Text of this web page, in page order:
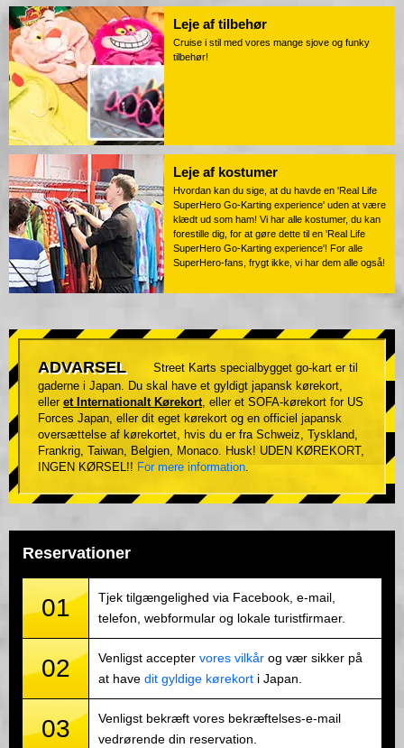
Leje af tilbehør
Cruise i stil med vores mange sjove og funky
tilbehør!
Leje af kostumer
Hvordan kan du sige, at du havde en 'Real Life
SuperHero Go-Karting experience' uden at være
klædt ud som ham! Vi har alle kostumer, du kan
forestille dig, for at gøre dette til en 'Real Life
SuperHero Go-Karting experience'! For alle
SuperHero-fans, frygt ikke, vi har dem alle også!
ADVARSEL
Street Karts specialbygget go-kart er til
gaderne i Japan. Du skal have et gyldigt japansk kørekort,
eller et Internationalt Kørekort, eller et SOFA-kørekort for US
Forces Japan, eller dit eget kørekort og en officiel japansk
oversættelse af kørekortet, hvis du er fra Schweiz, Tyskland,
Frankrig, Taiwan, Belgien, Monaco. Husk! UDEN KØREKORT,
INGEN KØRSEL!! For mere information.
Reservationer
01
Tjek tilgængelighed via Facebook, e-mail,
telefon, webformular og lokale turistfirmaer.
02 Venligst accepter vores vilkår og vær sikker på
at have dit gyldige kørekort i Japan.
03
Venligst bekræft vores bekræftelses-e-mail
vedrørende din reservation.